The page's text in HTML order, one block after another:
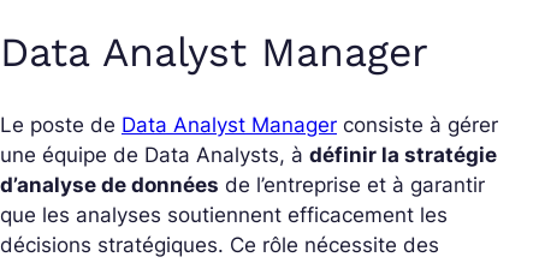
Data Analyst Manager
Le poste de Data Analyst Manager consiste à gérer
une équipe de Data Analysts, à définir la stratégie
d’analyse de données de l’entreprise et à garantir
que les analyses soutiennent efficacement les
décisions stratégiques. Ce rôle nécessite des